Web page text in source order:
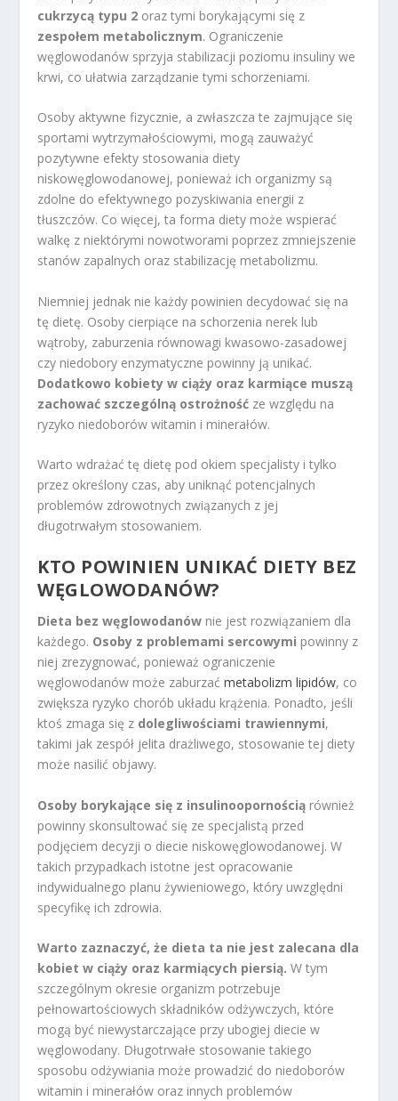
cukrzycą typu 2 oraz tymi borykającymi się z
zespołem metabolicznym. Ograniczenie
węglowodanów sprzyja stabilizacji poziomu insuliny we
krwi, co ułatwia zarządzanie tymi schorzeniami.
Osoby aktywne fizycznie, a zwłaszcza te zajmujące się
sportami wytrzymałościowymi, mogą zauważyć
pozytywne efekty stosowania diety
niskowęglowodanowej, ponieważ ich organizmy są
zdolne do efektywnego pozyskiwania energii z
tłuszczów. Co więcej, ta forma diety może wspierać
walkę z niektórymi nowotworami poprzez zmniejszenie
stanów zapalnych oraz stabilizację metabolizmu.
Niemniej jednak nie każdy powinien decydować się na
tę dietę. Osoby cierpiące na schorzenia nerek lub
wątroby, zaburzenia równowagi kwasowo-zasadowej
czy niedobory enzymatyczne powinny ją unikać.
Dodatkowo kobiety w ciąży oraz karmiące muszą
zachować szczególną ostrożność ze względu na
ryzyko niedoborów witamin i minerałów.
Warto wdrażać tę dietę pod okiem specjalisty i tylko
przez określony czas, aby uniknąć potencjalnych
problemów zdrowotnych związanych z jej
długotrwałym stosowaniem.
KTO POWINIEN UNIKAĆ DIETY BEZ
WĘGLOWODANÓW?
Dieta bez węglowodanów nie jest rozwiązaniem dla
każdego. Osoby z problemami sercowymi powinny z
niej zrezygnować, ponieważ ograniczenie
węglowodanów może zaburzaćmetabolizm lipidów, co
zwiększa ryzyko chorób układu krążenia. Ponadto, jeśli
ktoś zmaga się z dolegliwościami trawiennymi,
takimi jak zespół jelita drażliwego, stosowanie tej diety
może nasilić objawy.
Osoby borykające się z insulinoopornością również
powinny skonsultować się ze specjalistą przed
podjęciem decyzji o diecie niskowęglowodanowej. W
takich przypadkach istotne jest opracowanie
indywidualnego planu żywieniowego, który uwzględni
specyfikę ich zdrowia.
Warto zaznaczyć, że dieta ta nie jest zalecana dla
kobiet w ciąży oraz karmiących piersią. W tym
szczególnym okresie organizm potrzebuje
pełnowartościowych składników odżywczych, które
mogą być niewystarczające przy ubogiej diecie w
węglowodany. Długotrwałe stosowanie takiego
sposobu odżywiania może prowadzić do niedoborów
witamin i minerałów oraz innych problemów